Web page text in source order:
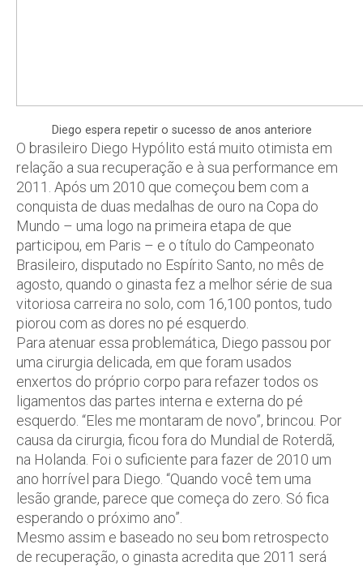
Diego espera repetir o sucesso de anos anteriore
O brasileiro Diego Hypólito está muito otimista em
relação a sua recuperação e à sua performance em
2011. Após um 2010 que começou bem com a
conquista de duas medalhas de ouro na Copa do
Mundo – uma logo na primeira etapa de que
participou, em Paris – e o título do Campeonato
Brasileiro, disputado no Espírito Santo, no mês de
agosto, quando o ginasta fez a melhor série de sua
vitoriosa carreira no solo, com 16,100 pontos, tudo
piorou com as dores no pé esquerdo.
Para atenuar essa problemática, Diego passou por
uma cirurgia delicada, em que foram usados
enxertos do próprio corpo para refazer todos os
ligamentos das partes interna e externa do pé
esquerdo. “Eles me montaram de novo”, brincou. Por
causa da cirurgia, ficou fora do Mundial de Roterdã,
na Holanda. Foi o suficiente para fazer de 2010 um
ano horrível para Diego. “Quando você tem uma
lesão grande, parece que começa do zero. Só fica
esperando o próximo ano”.
Mesmo assim e baseado no seu bom retrospecto
de recuperação, o ginasta acredita que 2011 será